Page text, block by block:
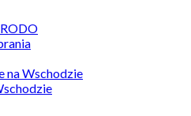
na Wschodzie